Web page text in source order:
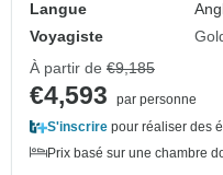
Langue
Voyagiste
À partir de €9,185
€4,593
par personne
S'inscrire pour réaliser des
Prix basé sur une chambre